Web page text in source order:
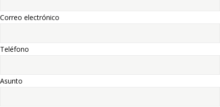
Correo electrónico
Teléfono
Asunto